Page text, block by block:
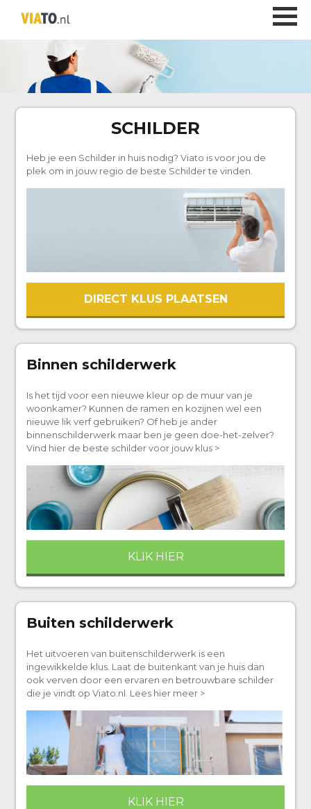
SCHILDER
Heb je een Schilder in huis nodig? Viato is voor jou de
plek om in jouw regio de beste Schilder te vinden.
DIRECT KLUS PLAATSEN
Binnen schilderwerk
Is het tijd voor een nieuwe kleur op de muur van je
woonkamer? Kunnen de ramen en kozijnen wel een
nieuwe lik verf gebruiken? Of heb je ander
binnenschilderwerk maar ben je geen doe-het-zelver?
Vind hier de beste schilder voor jouw klus >
KLIK HIER
Buiten schilderwerk
Het uitvoeren van buitenschilderwerk is een
ingewikkelde klus. Laat de buitenkant van je huis dan
ook verven door een ervaren en betrouwbare schilder
die je vindt op Viato.nl. Lees hier meer >
KLIK HIER